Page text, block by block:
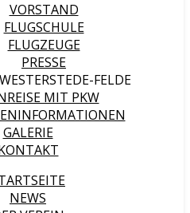
VORSTAND
FLUGSCHULE
FLUGZEUGE
PRESSE
FELDE
MIT PKW
GALERIE
NEWS